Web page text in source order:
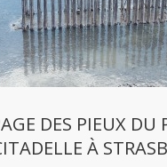
DES PIEUX
À